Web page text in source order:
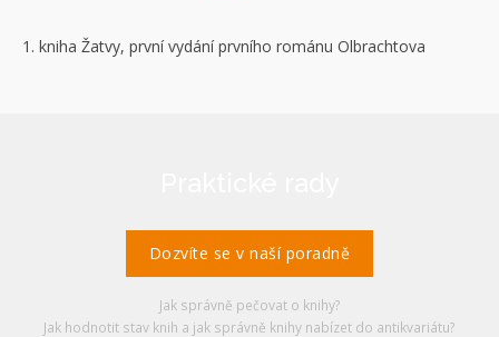
1. kniha Žatvy, první vydání prvního románu Olbrachtova
Dozvíte se v naší poradně
Jak správně pečovat o knihy?
Jak hodnotit stav knih a jak správně knihy nabízet do antikvariátu?